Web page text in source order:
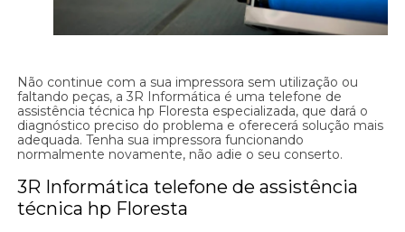
Não continue com a sua impressora sem utilização ou
faltando peças, a 3R Informática é uma telefone de
assistência técnica hp Floresta especializada, que dará o
diagnóstico preciso do problema e oferecerá solução mais
adequada. Tenha sua impressora funcionando
normalmente novamente, não adie o seu conserto.
3R Informática telefone de assistência
técnica hp Floresta